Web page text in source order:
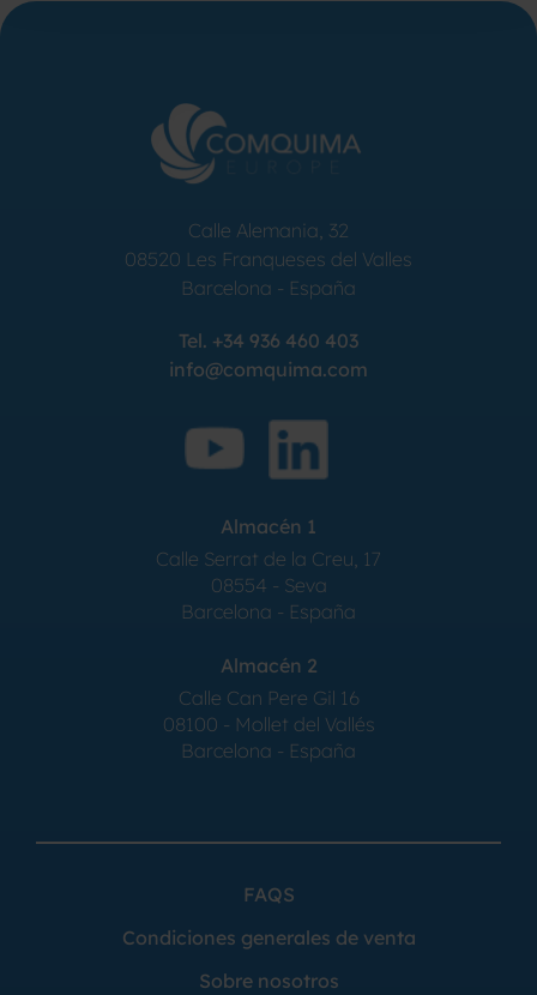
Calle Alemania, 32
08520 Les Franqueses del Valles
Barcelona - España
Tel. +34 936 460 403
info@comquima.com
Almacén 1
Calle Serrat de la Creu, 17
08554 - Seva
Barcelona - España
Almacén 2
Calle Can Pere Gil 16
08100 - Mollet del Vallés
Barcelona - España
FAQS
Condiciones generales de venta
Sobre nosotros